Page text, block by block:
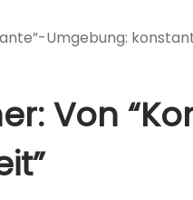
Umgebung:
Von